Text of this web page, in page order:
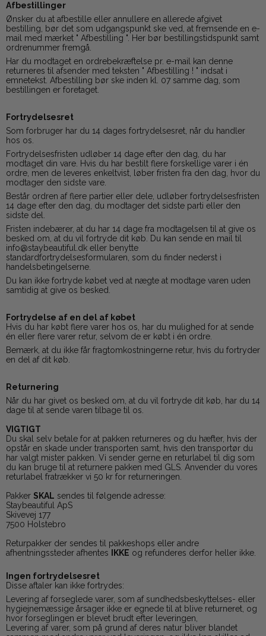
Afbestillinger
Ønsker du at afbestille eller annullere en allerede afgivet
bestilling, bør det som udgangspunkt ske ved, at fremsende en e-
mail med mærket " Afbestilling ". Her bør bestillingstidspunkt samt
ordrenummer fremgå.
Har du modtaget en ordrebekræftelse pr. e-mail kan denne
returneres til afsender med teksten " Afbestilling ! " indsat i
emnetekst. Afbestilling bør ske inden kl. 07 samme dag, som
bestillingen er foretaget.
Fortrydelsesret
Som forbruger har du 14 dages fortrydelsesret, når du handler
hos os.
Fortrydelsesfristen udløber 14 dage efter den dag, du har
modtaget din vare. Hvis du har bestilt flere forskellige varer i én
ordre, men de leveres enkeltvist, løber fristen fra den dag, hvor du
modtager den sidste vare.
Består ordren af flere partier eller dele, udløber fortrydelsesfristen
14 dage efter den dag, du modtager det sidste parti eller den
sidste del.
Fristen indebærer, at du har 14 dage fra modtagelsen til at give os
besked om, at du vil fortryde dit køb. Du kan sende en mail til
info@staybeautiful.dk eller benytte
standardfortrydelsesformularen, som du finder nederst i
handelsbetingelserne.
Du kan ikke fortryde købet ved at nægte at modtage varen uden
samtidig at give os besked.
Fortrydelse af en del af købet
Hvis du har købt flere varer hos os, har du mulighed for at sende
én eller flere varer retur, selvom de er købt i én ordre.
Bemærk, at du ikke får fragtomkostningerne retur, hvis du fortryder
en del af dit køb.
Returnering
Når du har givet os besked om, at du vil fortryde dit køb, har du 14
dage til at sende varen tilbage til os.
VIGTIGT
Du skal selv betale for at pakken returneres og du hæfter, hvis der
opstår en skade under transporten samt, hvis den transportør du
har valgt mister pakken. Vi sender gerne en returlabel til dig som
du kan bruge til at returnere pakken med GLS. Anvender du vores
returlabel fratrækker vi 50 kr for returneringen.
Pakker SKAL sendes til følgende adresse:
Staybeautiful ApS
Skivevej 177
7500 Holstebro
Returpakker der sendes til pakkeshops eller andre
afhentningssteder afhentes
IKKE og refunderes derfor heller ikke.
Ingen fortrydelsesret
Disse aftaler kan ikke fortrydes:
Levering af forseglede varer, som af sundhedsbeskyttelses- eller
hygiejnemæssige årsager ikke er egnede til at blive returneret, og
hvor forseglingen er blevet brudt efter leveringen,
Levering af varer, som på grund af deres natur bliver blandet